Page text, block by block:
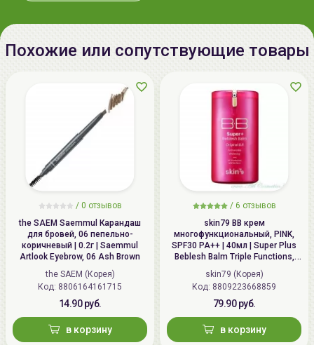
Похожие или сопутствующие товары
/ 0 отзывов
the SAEM Saemmul Карандаш
для бровей, 06 пепельнo-
коричневый | 0.2г | Saemmul
Artlook Eyebrow, 06 Ash Brown
the SAEM (Корея)
Код: 8806164161715
14.90 руб.
в корзину
/ 6 отзывов
skin79 ВВ крем
многофункциональный, PINK,
SPF30 PA++ | 40мл | Super Plus
Beblesh Balm Triple Functions,
PINK BB Cream, SPF30 PA++
skin79 (Корея)
Код: 8809223668859
79.90 руб.
в корзину